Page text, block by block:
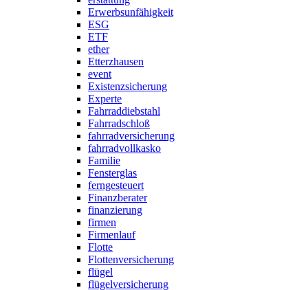
Erwerbsunfähigkeit
ESG
ETF
ether
Etterzhausen
event
Existenzsicherung
Experte
Fahrraddiebstahl
Fahrradschloß
fahrradversicherung
fahrradvollkasko
Familie
Fensterglas
ferngesteuert
Finanzberater
finanzierung
firmen
Firmenlauf
Flotte
Flottenversicherung
flügel
flügelversicherung